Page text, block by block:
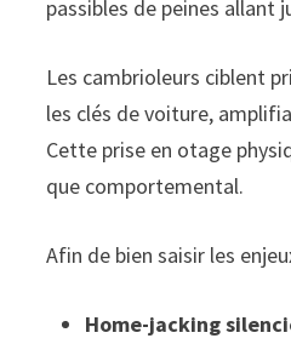
passibles de peines allant
Les cambrioleurs ciblent
les clés de voiture,
Cette prise en otage
que comportemental.
Afin de bien saisir les
Home-jacking